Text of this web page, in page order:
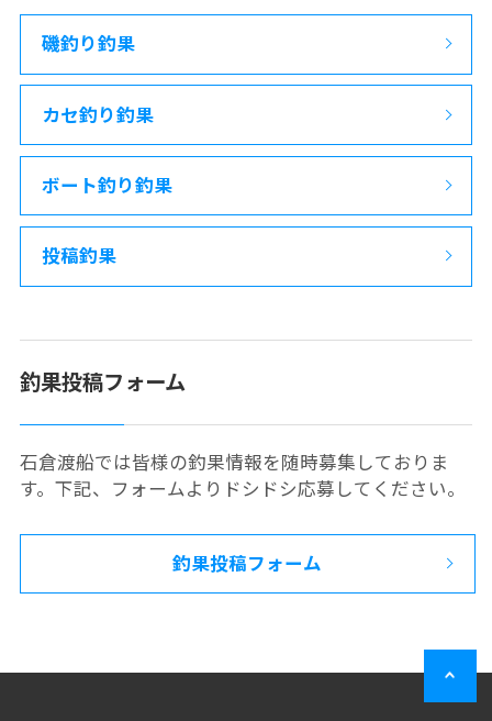
磯釣り釣果
カセ釣り釣果
ボート釣り釣果
投稿釣果
釣果投稿フォーム
石倉渡船では皆様の釣果情報を随時募集しておりま
す。下記、フォームよりドシドシ応募してください。
釣果投稿フォーム